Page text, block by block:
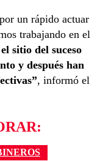
un rápido actuar
trabajando en el
sitio del suceso
y después han
, informó el